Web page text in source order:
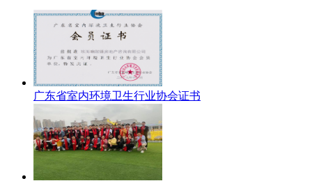
广东省室内环境卫生行业协会证书